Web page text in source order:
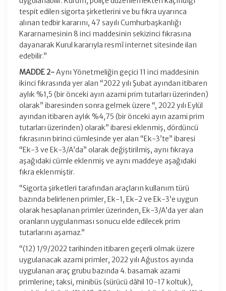
tespit edilen sigorta şirketlerini ve bu fıkra uyarınca
alınan tedbir kararını, 47 sayılı Cumhurbaşkanlığı
Kararnamesinin 8 inci maddesinin sekizinci fıkrasına
dayanarak Kurul kararıyla resmî internet sitesinde ilan
edebilir.”
MADDE 2-Aynı Yönetmeliğin geçici 11 inci maddesinin
ikinci fıkrasında yer alan “2022 yılı Şubat ayından itibaren
aylık %1,5 (bir önceki ayın azami prim tutarları üzerinden)
olarak” ibaresinden sonra gelmek üzere “, 2022 yılı Eylül
ayından itibaren aylık %4,75 (bir önceki ayın azami prim
tutarları üzerinden) olarak” ibaresi eklenmiş, dördüncü
fıkrasının birinci cümlesinde yer alan “Ek-3’te” ibaresi
“Ek-3 ve Ek-3/A’da” olarak değiştirilmiş, aynı fıkraya
aşağıdaki cümle eklenmiş ve aynı maddeye aşağıdaki
fıkra eklenmiştir.
“Sigorta şirketleri tarafından araçların kullanım türü
bazında belirlenen primler, Ek-1, Ek-2 ve Ek-3’e uygun
olarak hesaplanan primler üzerinden, Ek-3/A’da yer alan
oranların uygulanması sonucu elde edilecek prim
tutarlarını aşamaz.”
“(12) 1/9/2022 tarihinden itibaren geçerli olmak üzere
uygulanacak azami primler, 2022 yılı Ağustos ayında
uygulanan araç grubu bazında 4. basamak azami
primlerine; taksi, minibüs (sürücü dâhil 10-17 koltuk),